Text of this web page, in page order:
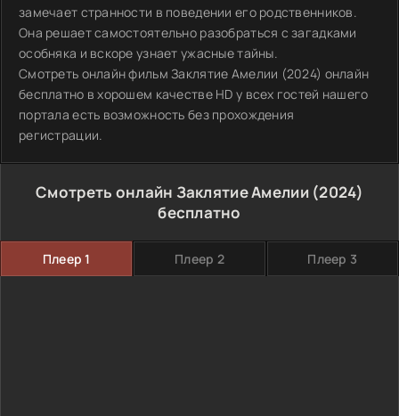
замечает странности в поведении его родственников.
Она решает самостоятельно разобраться с загадками
особняка и вскоре узнает ужасные тайны.
Смотреть онлайн фильм Заклятие Амелии (2024) онлайн
бесплатно в хорошем качестве HD у всех гостей нашего
портала есть возможность без прохождения
регистрации.
Смотреть онлайн Заклятие Амелии (2024)
бесплатно
Плеер 1 Плеер 2 Плеер 3